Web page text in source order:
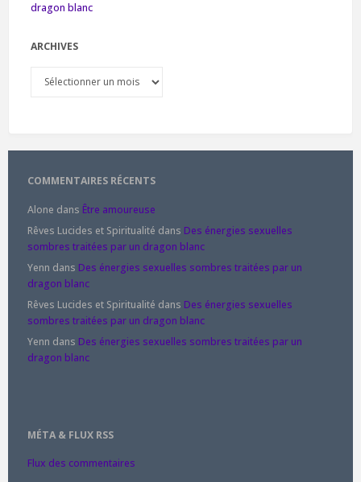
dragon blanc
ARCHIVES
COMMENTAIRES RÉCENTS
Alone dans Être amoureuse
Rêves Lucides et Spiritualité dans Des énergies sexuelles
sombres traitées par un dragon blanc
Yenn dans Des énergies sexuelles sombres traitées par un
dragon blanc
Rêves Lucides et Spiritualité dans Des énergies sexuelles
sombres traitées par un dragon blanc
Yenn dans Des énergies sexuelles sombres traitées par un
dragon blanc
MÉTA & FLUX RSS
Flux des commentaires